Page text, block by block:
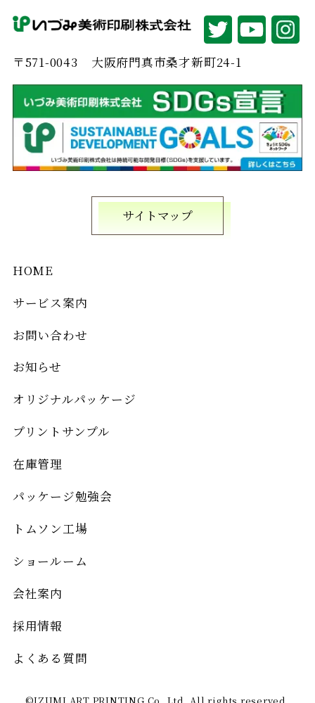
〒571-0043 大阪府門真市桑才新町24-1
HOME
サービス案内
お問い合わせ
お知らせ
オリジナルパッケージ
プリントサンプル
在庫管理
パッケージ勉強会
トムソン工場
ショールーム
会社案内
採用情報
よくある質問
サイトマップ